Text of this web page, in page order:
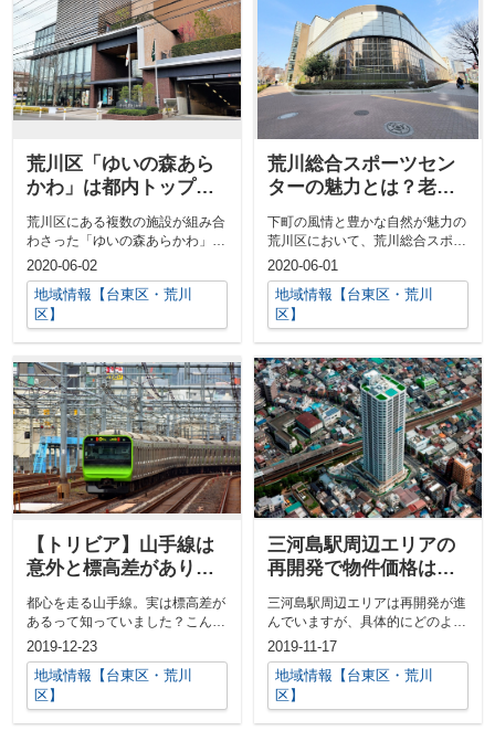
荒川区「ゆいの森あら
かわ」は都内トップク
荒川区にある複数の施設が組み合
わさった「ゆいの森あらかわ」。
様々な用途で大人から子供まで利
用できる公...
2020-06-02
地域情報【台東区・荒川
区】
荒川総合スポーツセン
ターの魅力とは？老若
ら愛される施設を紹介
下町の風情と豊かな自然が魅力の
荒川区において、荒川総合スポー
ツセンターは地元住民のアクティ
ブスペース...
2020-06-01
地域情報【台東区・荒川
区】
【トリビア】山手線は
意外と標高差がありま
す
都心を走る山手線。実は標高差が
あるって知っていました？こんに
ちは。1940年創業、台東区・荒
川区で地...
2019-12-23
地域情報【台東区・荒川
区】
三河島駅周辺エリアの
再開発で物件価格は変
わった？
三河島駅周辺エリアは再開発が進
んでいますが、具体的にどのよう
な内容で街づくりを推進している
のか...
2019-11-17
地域情報【台東区・荒川
区】